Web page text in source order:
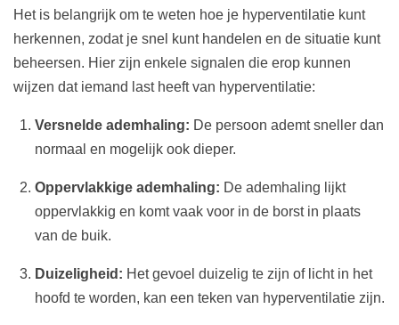
Het is belangrijk om te weten hoe je hyperventilatie kunt
herkennen, zodat je snel kunt handelen en de situatie kunt
beheersen. Hier zijn enkele signalen die erop kunnen
wijzen dat iemand last heeft van hyperventilatie:
Versnelde ademhaling: De persoon ademt sneller dan
normaal en mogelijk ook dieper.
Oppervlakkige ademhaling: De ademhaling lijkt
oppervlakkig en komt vaak voor in de borst in plaats
van de buik.
Duizeligheid: Het gevoel duizelig te zijn of licht in het
hoofd te worden, kan een teken van hyperventilatie zijn.